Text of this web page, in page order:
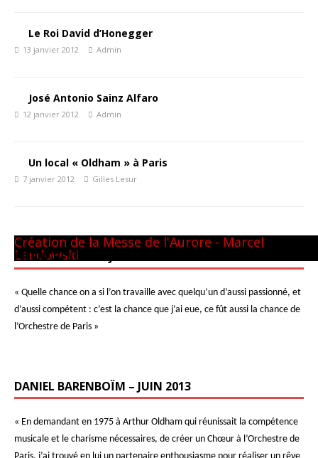
Le Roi David d’Honegger
13 janvier 2012 Admin
José Antonio Sainz Alfaro
12 janvier 2012 Admin
Un local « Oldham » à Paris
7 janvier 2012 Gilles Lesur
Panthéon - 22 mai 1981
CM GUILINI
Arthur & Daniel
à New-York
avec L. Naouri à Orange
A Tel-Aviv
Avec Michel Plasson
Dernier requiem à Turin
Concert inaugural - Te Deum de Berlioz
Avec Seiji Ozawa
Création de la Messe de l'Aurore - Marcel
Landowski
PIERRE BOULEZ – JUIN 2013
« Quelle chance on a si l’on travaille avec quelqu’un d’aussi passionné, et
d’aussi compétent : c’est la chance que j’ai eue, ce fût aussi la chance de
l’Orchestre de Paris »
DANIEL BARENBOÏM – JUIN 2013
« En demandant en 1975 à Arthur Oldham qui réunissait la compétence
musicale et le charisme nécessaires, de créer un Chœur à l’Orchestre de